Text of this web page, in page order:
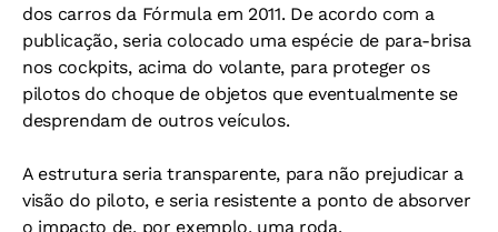
dos carros da Fórmula em 2011. De acordo com a
publicação, seria colocado uma espécie de para-brisa
nos cockpits, acima do volante, para proteger os
pilotos do choque de objetos que eventualmente se
desprendam de outros veículos.
A estrutura seria transparente, para não prejudicar a
visão do piloto, e seria resistente a ponto de absorver
o impacto de, por exemplo, uma roda.